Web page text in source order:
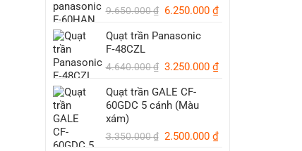
4.450.000 ₫.
9.650.000₫ Giá
là:
6.250.000 ₫Giá
6.250.000 ₫.
Quạt trần Panasonic
F‑48CZL
4.640.000₫ Giá
là:
4.640.000 ₫.
3.250.000 ₫Giá
Quạt trần GALE CF-
60GDC 5 cánh (Màu
xám)
3.350.000₫ Giá
2.500.000 ₫Giá